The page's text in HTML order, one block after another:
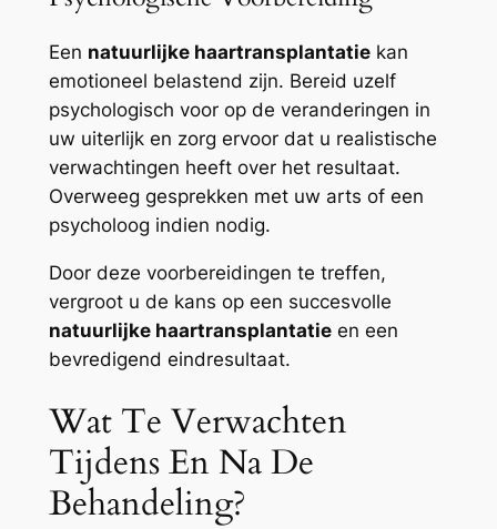
Een natuurlijke haartransplantatiekan
emotioneel belastend zijn. Bereid uzelf
psychologisch voor op de veranderingen in
uw uiterlijk en zorg ervoor dat u realistische
verwachtingen heeft over het resultaat.
Overweeg gesprekken met uw arts of een
psycholoog indien nodig.
Door deze voorbereidingen te treffen,
vergroot u de kans op een succesvolle
natuurlijke haartransplantatieen een
bevredigend eindresultaat.
Wat Te Verwachten
Tijdens En Na De
Behandeling?